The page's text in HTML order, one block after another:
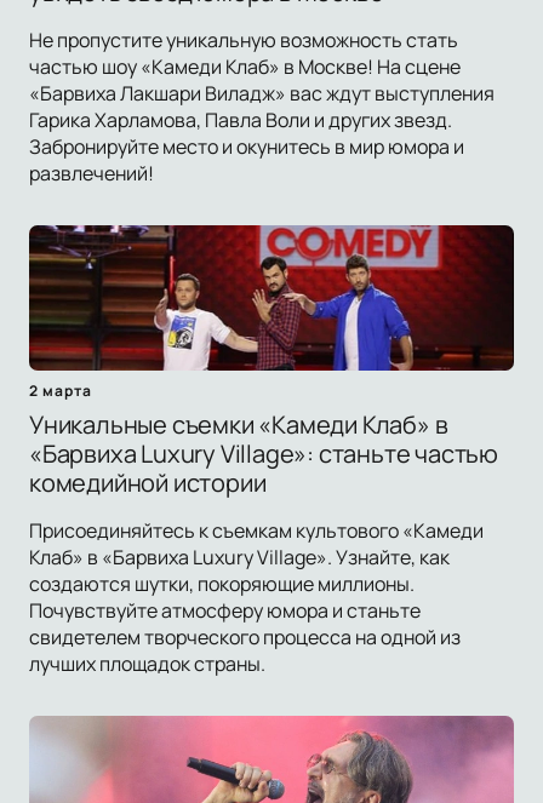
Не пропустите уникальную возможность стать
частью шоу «Камеди Клаб» в Москве! На сцене
«Барвиха Лакшари Виладж» вас ждут выступления
Гарика Харламова, Павла Воли и других звезд.
Забронируйте место и окунитесь в мир юмора и
развлечений!
2 марта
Уникальные съемки «Камеди Клаб» в
«Барвиха Luxury Village»: станьте частью
комедийной истории
Присоединяйтесь к съемкам культового «Камеди
Клаб» в «Барвиха Luxury Village». Узнайте, как
создаются шутки, покоряющие миллионы.
Почувствуйте атмосферу юмора и станьте
свидетелем творческого процесса на одной из
лучших площадок страны.